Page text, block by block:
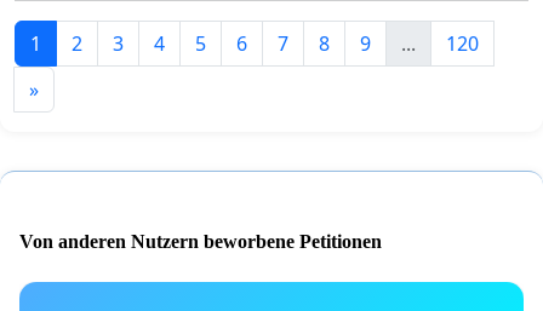
1 2 3 4 5 6 7 8 9 ...
120
»
Von anderen Nutzern beworbene Petitionen